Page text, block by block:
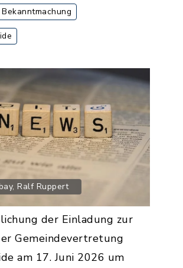
Ralf Ruppert
der Einladung zur
Gemeindevertretung
am 17. Juni 2026 um